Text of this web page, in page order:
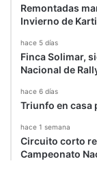
Remontadas
Invierno de
hace 5 días
Finca Solimar,
Nacional de
hace 6 días
Triunfo en casa
hace 1 semana
Circuito corto
Campeonato